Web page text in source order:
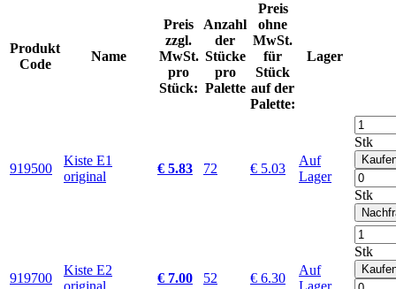
Produkt
Code
Name
Preis
zzgl.
MwSt.
pro
Stück:
Anzahl
der
Stücke
pro
Palette
Preis
ohne
MwSt.
für
Stück
auf der
Palette:
Lager
919500
Kiste E1
original
€ 5.83 72 € 5.03
Auf
Lager
Stk
Stk
919700
Kiste E2
€ 7.00 52 € 6.30
Auf
Stk